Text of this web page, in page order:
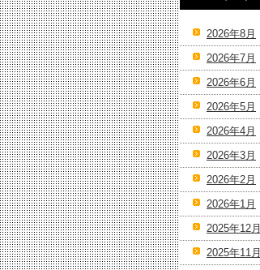
2026年8月
2026年7月
2026年6月
2026年5月
2026年4月
2026年3月
2026年2月
2026年1月
2025年12月
2025年11月